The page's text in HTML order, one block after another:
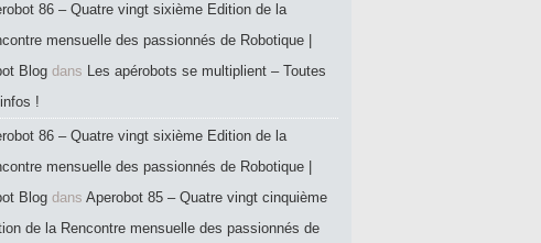
86 – Quatre vingt sixième Edition de la
mensuelle des passionnés de Robotique |
Blog dans Les apérobots se multiplient – Toutes
!
86 – Quatre vingt sixième Edition de la
mensuelle des passionnés de Robotique |
Blog dans Aperobot 85 – Quatre vingt cinquième
de la Rencontre mensuelle des passionnés de